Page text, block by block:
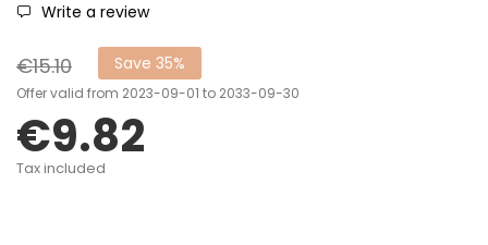
Write a review
€15.10 Save 35%
Offer valid from 2023-09-01 to 2033-09-30
€9.82
Tax included